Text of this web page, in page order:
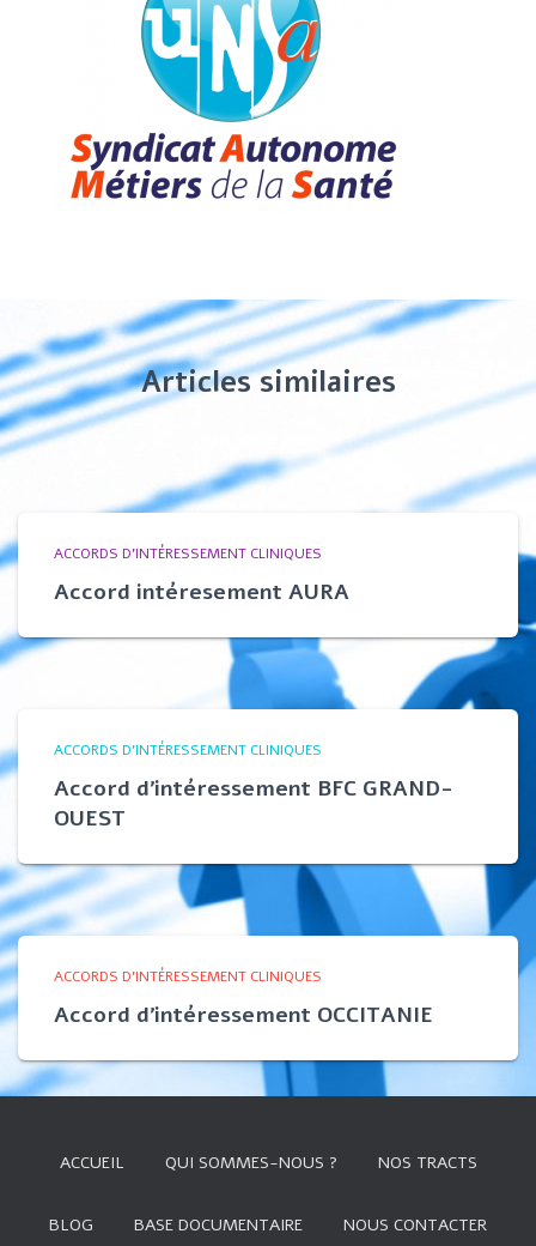
Articles similaires
ACCORDS D'INTÉRESSEMENT CLINIQUES
Accord intéresement AURA​
ACCORDS D'INTÉRESSEMENT CLINIQUES
Accord d’intéressement BFC GRAND-
OUEST​
ACCORDS D'INTÉRESSEMENT CLINIQUES
Accord d’intéressement OCCITANIE
ACCUEIL QUI SOMMES-NOUS ? NOS TRACTS
BLOG BASE DOCUMENTAIRE NOUS CONTACTER